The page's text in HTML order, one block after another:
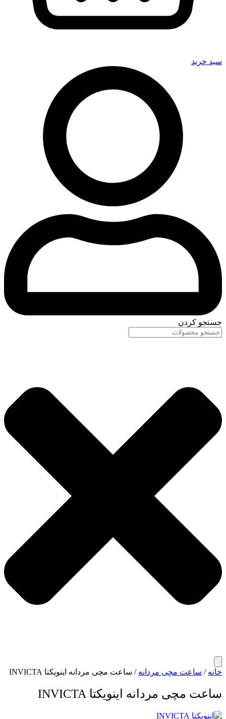
سبد خرید
جستجو کردن
خانه / ساعت مچی مردانه / ساعت مچی مردانه اینویکتا INVICTA
ساعت مچی مردانه اینویکتا INVICTA